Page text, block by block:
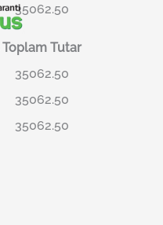
35062.50
Toplam Tutar
35062.50
35062.50
35062.50